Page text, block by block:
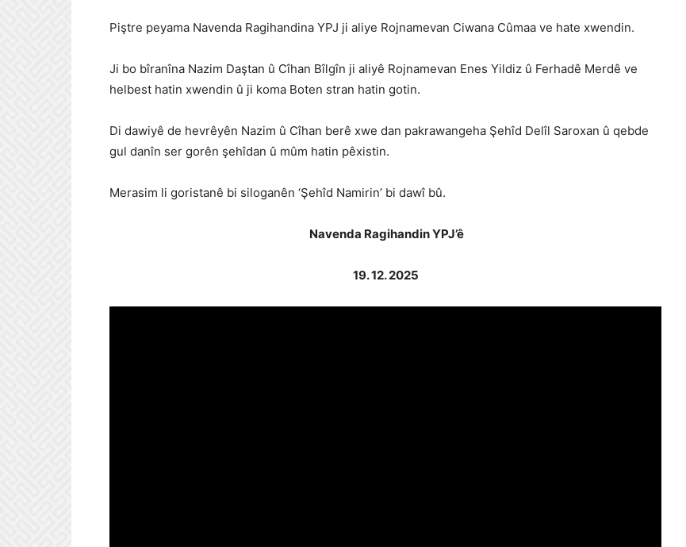
Piştre peyama Navenda Ragihandina YPJ ji aliye Rojnamevan Ciwana Cûmaa ve hate xwendin.
Ji bo bîranîna Nazim Daştan û Cîhan Bîlgîn ji aliyê Rojnamevan Enes Yildiz û Ferhadê Merdê ve
helbest hatin xwendin û ji koma Boten stran hatin gotin.
Di dawiyê de hevrêyên Nazim û Cîhan berê xwe dan pakrawangeha Şehîd Delîl Saroxan û qebde
gul danîn ser gorên şehîdan û mûm hatin pêxistin.
Merasim li goristanê bi siloganên ‘Şehîd Namirin’ bi dawî bû.
Navenda RagihandinYPJ’ê
19. 12. 2025